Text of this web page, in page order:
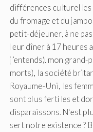
différences culturelles
du fromage et du
petit-déjeuner, à ne
leur dîner à 17 heures
j’entends). mon
morts), la société
Royaume-Uni, les
sont plus fertiles et
disparaissons. N’est
sert notre existence ?